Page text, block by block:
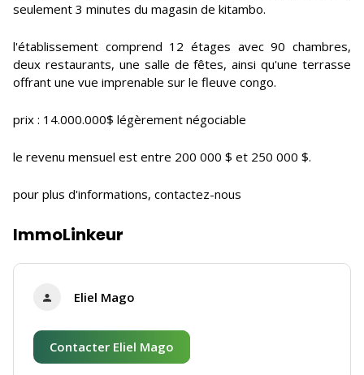
seulement 3 minutes du magasin de kitambo.
l'établissement comprend 12 étages avec 90 chambres,
deux restaurants, une salle de fêtes, ainsi qu'une terrasse
offrant une vue imprenable sur le fleuve congo.
prix : 14.000.000$ légèrement négociable
le revenu mensuel est entre 200 000 $ et 250 000 $.
pour plus d'informations, contactez-nous
ImmoLinkeur
Eliel Mago
Contacter Eliel Mago